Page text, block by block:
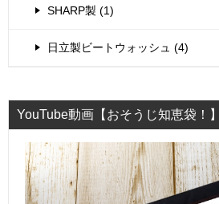
SHARP製 (1)
日立製ビートウォッシュ (4)
YouTube動画【おそうじ知恵袋！】